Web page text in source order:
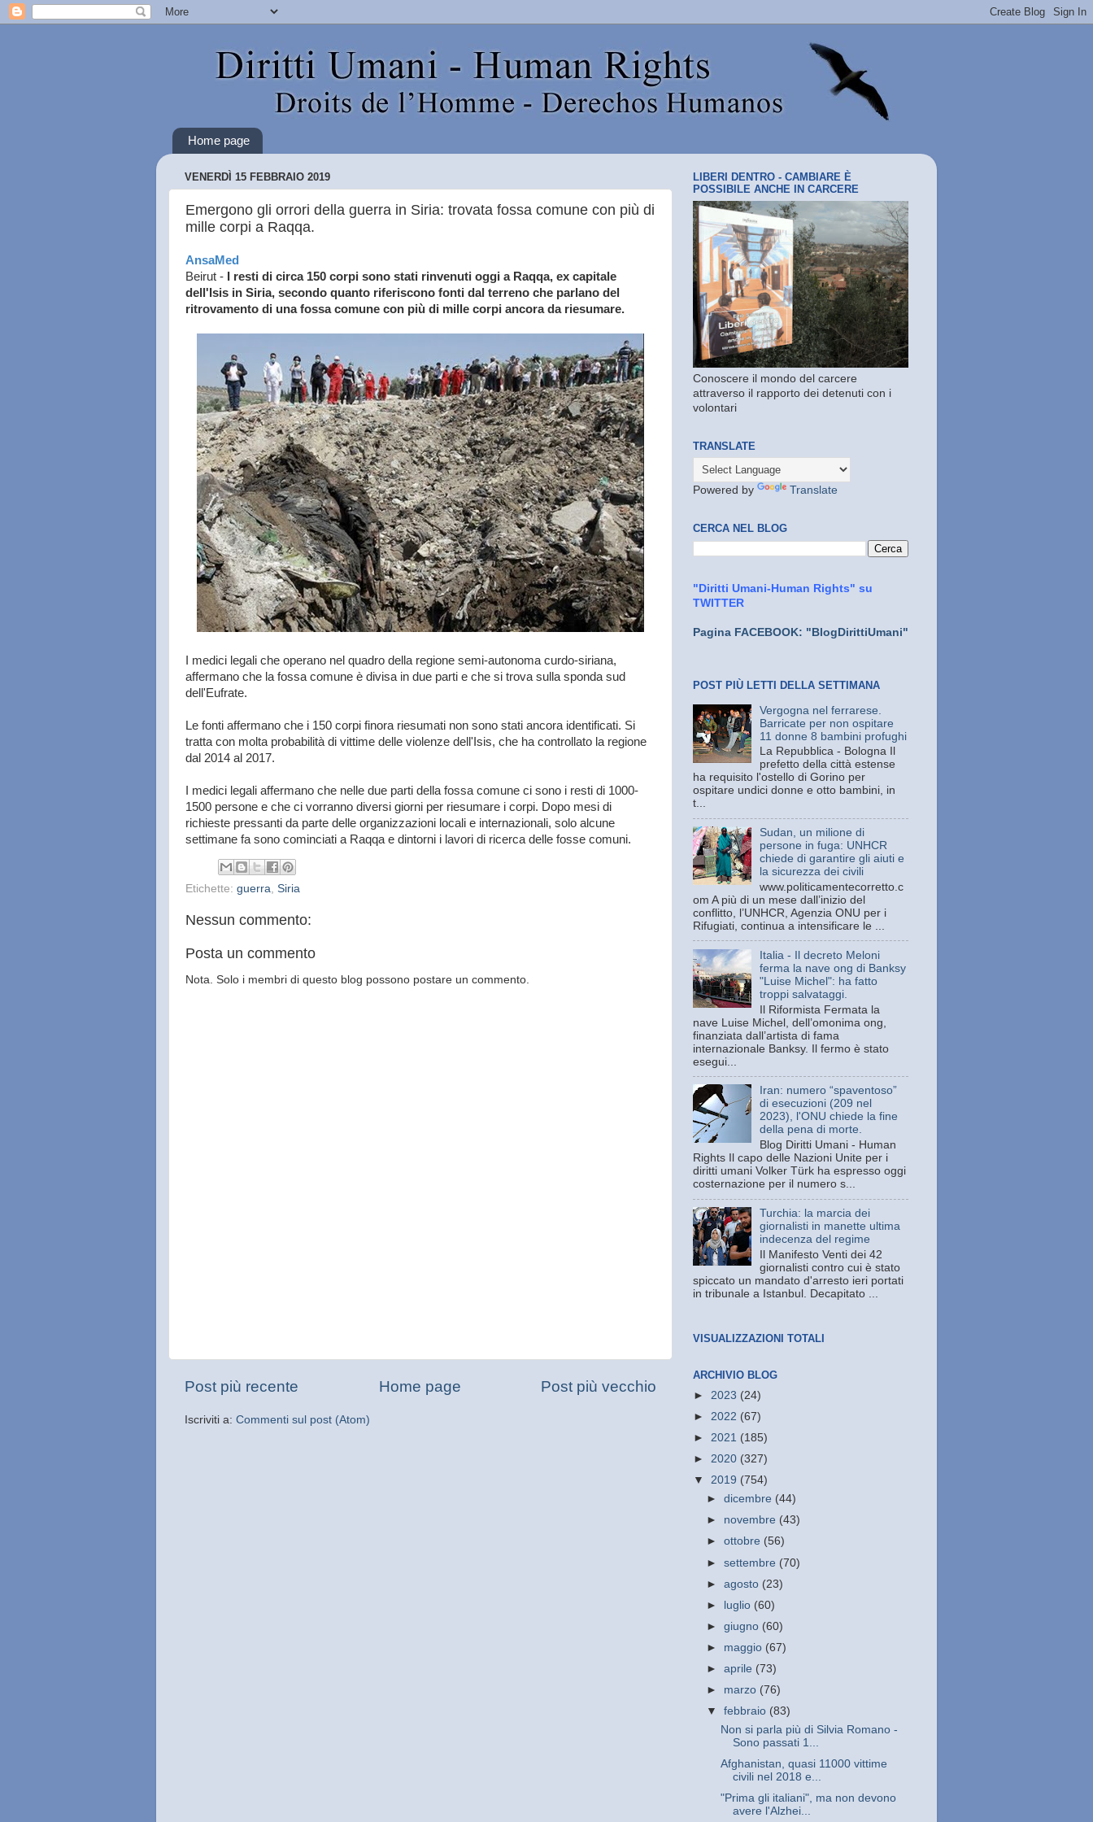
Home page
VENERDÌ 15 FEBBRAIO 2019
Emergono gli orrori della guerra in Siria: trovata fossa comune con più di
mille corpi a Raqqa.
AnsaMed
Beirut -
I resti di circa 150 corpi sono stati rinvenuti oggi a Raqqa, ex capitale
dell'Isis in Siria, secondo quanto riferiscono fonti dal terreno che parlano del
ritrovamento di una fossa comune con più di mille corpi ancora da riesumare.
I medici legali che operano nel quadro della regione semi-autonoma curdo-siriana,
affermano che la fossa comune è divisa in due parti e che si trova sulla sponda sud
dell'Eufrate.
Le fonti affermano che i 150 corpi finora riesumati non sono stati ancora identificati. Si
tratta con molta probabilità di vittime delle violenze dell'Isis, che ha controllato la regione
dal 2014 al 2017.
I medici legali affermano che nelle due parti della fossa comune ci sono i resti di 1000-
1500 persone e che ci vorranno diversi giorni per riesumare i corpi. Dopo mesi di
richieste pressanti da parte delle organizzazioni locali e internazionali, solo alcune
settimane fa sono cominciati a Raqqa e dintorni i lavori di ricerca delle fosse comuni.
Etichette: guerra Siria
Nessun commento:
Posta un commento
Nota. Solo i membri di questo blog possono postare un commento.
Post più recente Post più vecchio
Home page
Iscriviti a: Commenti sul post (Atom)
LIBERI DENTRO - CAMBIARE È
POSSIBILE ANCHE IN CARCERE
Conoscere il mondo del carcere
attraverso il rapporto dei detenuti con i
volontari
TRANSLATE
Powered by Translate
CERCA NEL BLOG
"Diritti Umani-Human Rights" su
TWITTER
Pagina FACEBOOK: "BlogDirittiUmani"
POST PIÙ LETTI DELLA SETTIMANA
Vergogna nel ferrarese.
Barricate per non ospitare
11 donne 8 bambini profughi
La Repubblica - Bologna Il
prefetto della città estense
ha requisito l'ostello di Gorino per
ospitare undici donne e otto bambini, in
t...
Sudan, un milione di
persone in fuga: UNHCR
chiede di garantire gli aiuti e
la sicurezza dei civili
www.politicamentecorretto.c
om A più di un mese dall’inizio del
conflitto, l’UNHCR, Agenzia ONU per i
Rifugiati, continua a intensificare le ...
Italia - Il decreto Meloni
ferma la nave ong di Banksy
"Luise Michel": ha fatto
troppi salvataggi.
Il Riformista Fermata la
nave Luise Michel, dell’omonima ong,
finanziata dall’artista di fama
internazionale Banksy. Il fermo è stato
esegui...
Iran: numero “spaventoso”
di esecuzioni (209 nel
2023), l'ONU chiede la fine
della pena di morte.
Blog Diritti Umani - Human
Rights Il capo delle Nazioni Unite per i
diritti umani Volker Türk ha espresso oggi
costernazione per il numero s...
Turchia: la marcia dei
giornalisti in manette ultima
indecenza del regime
Il Manifesto Venti dei 42
giornalisti contro cui è stato
spiccato un mandato d'arresto ieri portati
in tribunale a Istanbul. Decapitato ...
VISUALIZZAZIONI TOTALI
ARCHIVIO BLOG
► 2023 (24)
► 2022 (67)
► 2021 (185)
► 2020 (327)
▼ 2019 (754)
►dicembre (44)
► novembre (43)
►ottobre (56)
►settembre (70)
►agosto (23)
►
luglio (60)
►giugno (60)
► maggio (67)
►aprile (73)
► marzo (76)
▼febbraio (83)
Non si parla più di Silvia Romano -
Sono passati 1...
Afghanistan, quasi 11000 vittime
civili nel 2018 e...
"Prima gli italiani", ma non devono
avere l'Alzhei...